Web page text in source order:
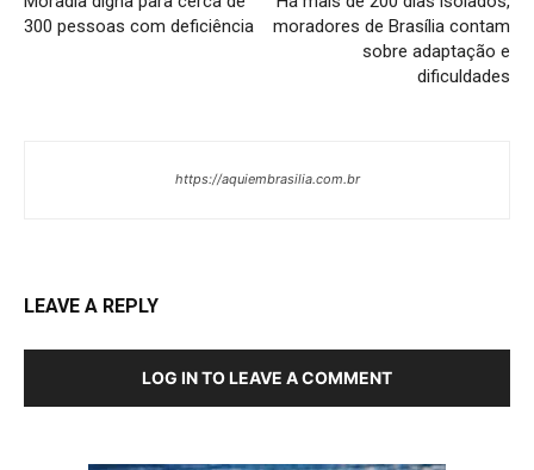
300 pessoas com deficiência
moradores de Brasília contam
sobre adaptação e
dificuldades
https://aquiembrasilia.com.br
LEAVE A REPLY
LOG IN TO LEAVE A COMMENT